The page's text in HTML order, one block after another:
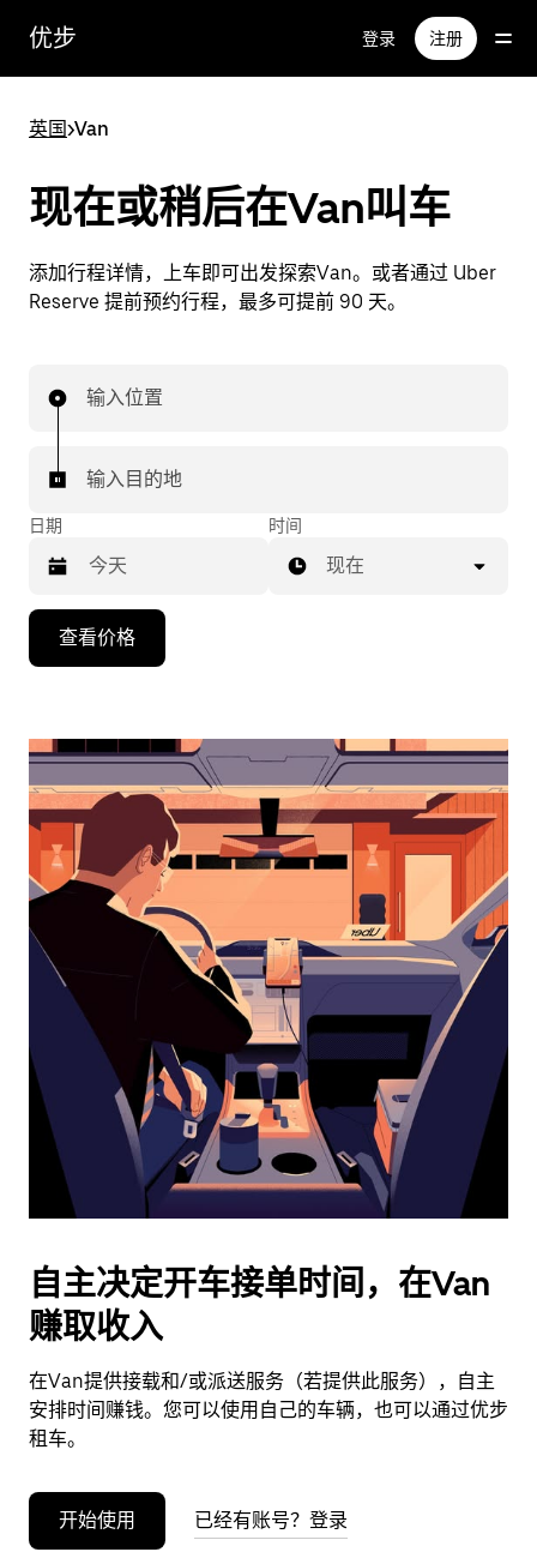
优步 登录 注册
英国>Van
现在或稍后在Van叫车
添加行程详情，上车即可出发探索Van。或者通过 Uber
Reserve 提前预约行程，最多可提前 90 天。
输入位置
输入目的地
日期
向
头
浏
日
并
期。
按
退
闭
日
历。
时间
现在
查看价格
自主决定开车接单时间，在Van
赚取收入
在Van提供接载和/或派送服务（若提供此服务），自主
安排时间赚钱。您可以使用自己的车辆，也可以通过优步
租车。
开始使用 已经有账号？登录